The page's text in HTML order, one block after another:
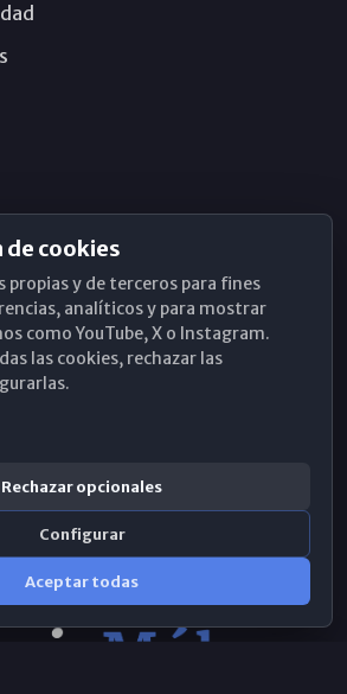
cookies
propias y de terceros para fines
analíticos y para mostrar
como YouTube, X o Instagram.
las cookies, rechazar las
Rechazar opcionales
Configurar
Aceptar todas